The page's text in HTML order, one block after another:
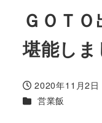
ＧＯＴ
堪能しま
投稿日
2020年11月2日
カテゴリー
営業飯